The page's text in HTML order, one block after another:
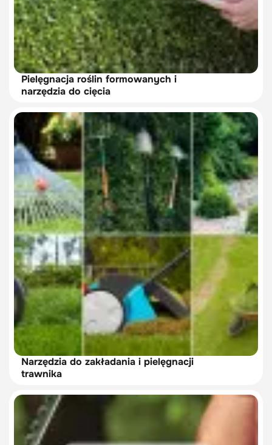
Pielęgnacja roślin formowanych i
narzędzia do cięcia
Narzędzia do zakładania i pielęgnacji
trawnika